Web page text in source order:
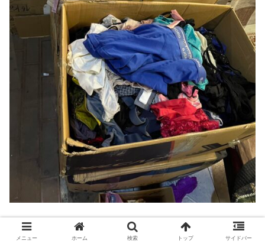
中には、古着の下着まで売られていました。
メニュー ホーム 検索 トップ サイドバー